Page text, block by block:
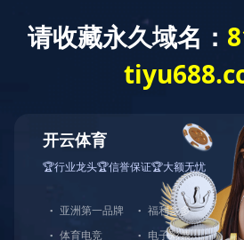
首页 企业概况